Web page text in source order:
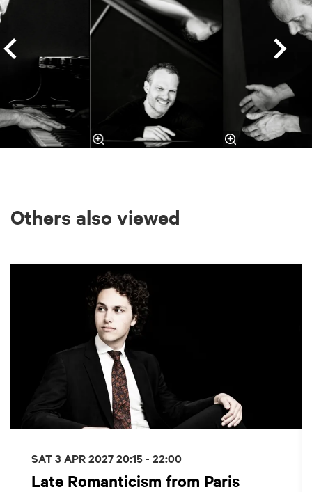
Others also viewed
Late Romanticism from Paris
SAT 3 APR 202720:15 - 22:00